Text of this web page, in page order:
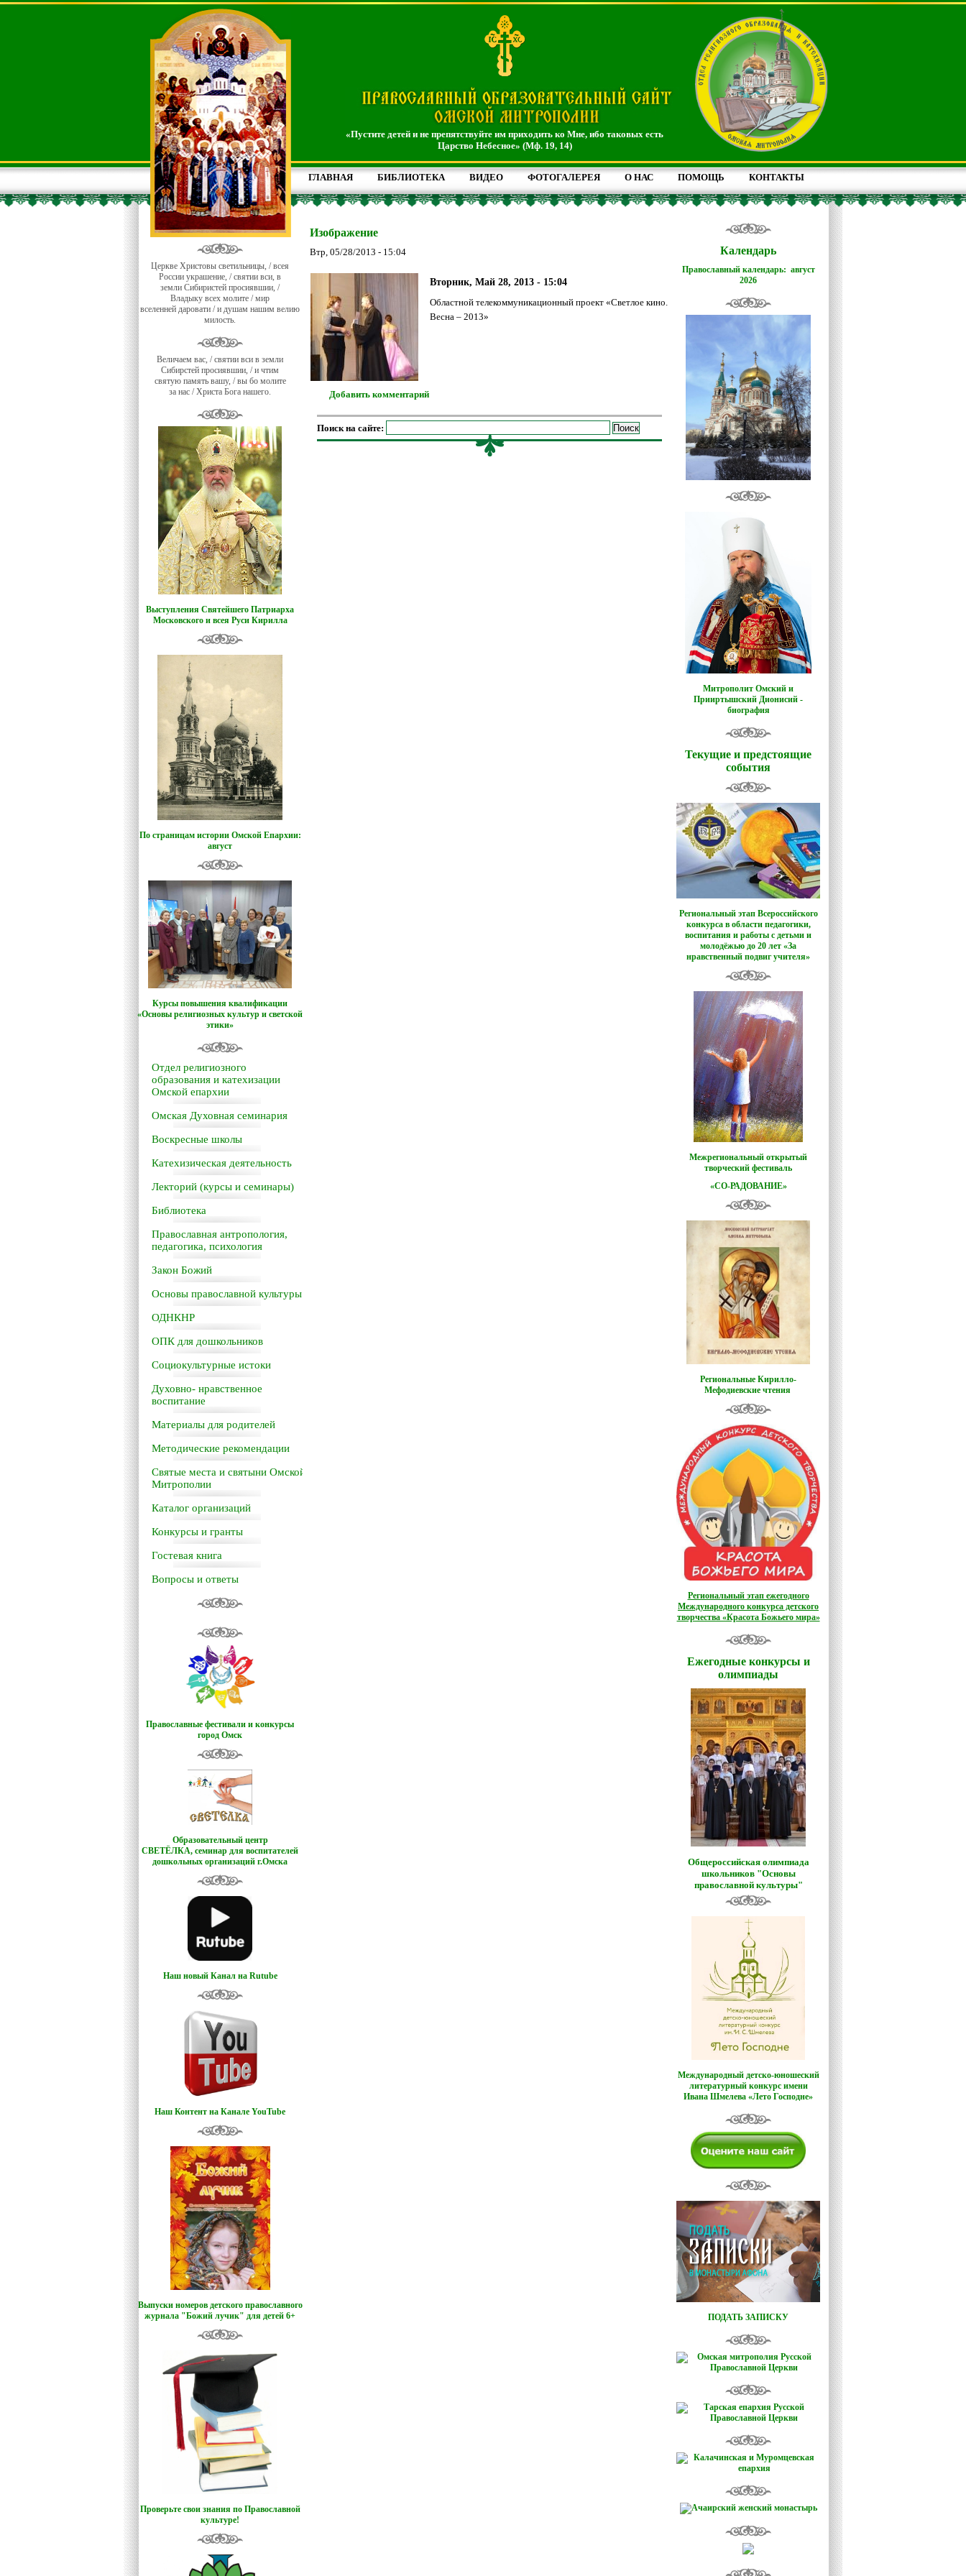
«Пустите детей и не препятствуйте им приходить ко Мне, ибо таковых есть
Царство Небесное» (Мф. 19, 14)
ГЛАВНАЯ БИБЛИОТЕКА ВИДЕО ФОТОГАЛЕРЕЯ О НАС ПОМОЩЬ КОНТАКТЫ
Церкве Христовы светильницы, / всея
России украшение, / святии вси, в
земли Сибиристей просиявшии, /
Владыку всех молите / мир
вселенней даровати / и душам нашим велию
милость.
Величаем вас, / святии вси в земли
Сибирстей просиявшии, / и чтим
святую память вашу, / вы бо молите
за нас / Христа Бога нашего.
Выступления Святейшего Патриарха
Московского и всея Руси Кирилла
По страницам истории Омской Епархии:
август
Курсы повышения квалификации
«Основы религиозных культур и светской
этики»
Отдел религиозного
образования и катехизации
Омской епархии
Омская Духовная семинария
Воскресные школы
Катехизическая деятельность
Лекторий (курсы и семинары)
Библиотека
Православная антропология,
педагогика, психология
Закон Божий
Основы православной культуры
ОДНКНР
ОПК для дошкольников
Социокультурные истоки
Духовно- нравственное
воспитание
Материалы для родителей
Методические рекомендации
Святые места и святыни Омской
Митрополии
Каталог организаций
Конкурсы и гранты
Гостевая книга
Вопросы и ответы
Православные фестивали и конкурсы
город Омск
Образовательный центр
СВЕТЁЛКА, семинар для воспитателей
дошкольных организаций г.Омска
Наш новый Канал на Rutube
Наш Контент на Канале YouTube
Выпуски номеров детского православного
журнала "Божий лучик" для детей 6+
Проверьте свои знания по Православной
культуре!
Изображение
Втр, 05/28/2013 - 15:04
Вторник, Май 28, 2013 - 15:04
Областной телекоммуникационный проект «Светлое кино.
Весна – 2013»
Добавить комментарий
Поиск на сайте:
Календарь
Православный календарь: август
2026
Митрополит Омский и
Прииртышский Дионисий -
биография
Текущие и предстоящие
события
Региональный этап Всероссийского
конкурса в области педагогики,
воспитания и работы с детьми и
молодёжью до 20 лет «За
нравственный подвиг учителя»
Межрегиональный открытый
творческий фестиваль
«СО-РАДОВАНИЕ»
Региональные Кирилло-
Мефодиевские чтения
Региональный этап ежегодного
Международного конкурса детского
творчества «Красота Божьего мира»
Ежегодные конкурсы и
олимпиады
Общероссийская олимпиада
школьников "Основы
православной культуры"
Международный детско-юношеский
литературный конкурс имени
Ивана Шмелева «Лето Господне»
ПОДАТЬ ЗАПИСКУ